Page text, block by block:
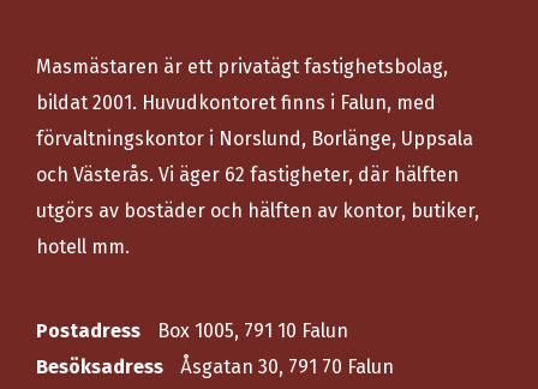
Masmästaren är ett privatägt fastighetsbolag,
bildat 2001. Huvudkontoret finns i Falun, med
förvaltningskontor i Norslund, Borlänge, Uppsala
och Västerås. Vi äger 62 fastigheter, där hälften
utgörs av bostäder och hälften av kontor, butiker,
hotell mm.
Postadress
Box 1005, 791 10 Falun
Besöksadress
Åsgatan 30, 791 70 Falun